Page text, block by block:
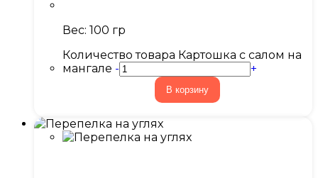
Вес: 100 гр
Количество товара Картошка с салом на
мангале - +
В корзину